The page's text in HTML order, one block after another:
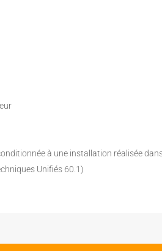
à une installation réalisée
Unifiés 60.1)